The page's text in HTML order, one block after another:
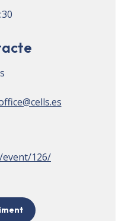
event/126/